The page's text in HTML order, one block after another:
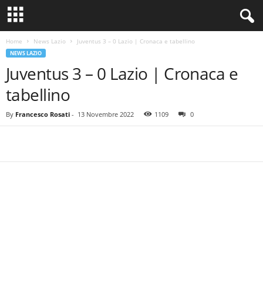
Home News Lazio Juventus 3 – 0 Lazio | Cronaca e tabellino
NEWS LAZIO
Juventus 3 – 0 Lazio | Cronaca e
tabellino
By Francesco Rosati - 13 Novembre 2022 1109 0